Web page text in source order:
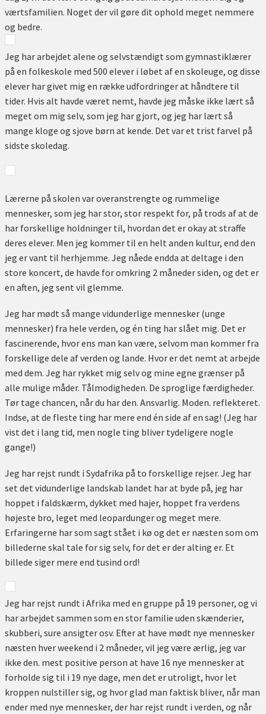
værtsfamilien. Noget der vil gøre dit ophold meget nemmere
og bedre.
Jeg har arbejdet alene og selvstændigt som gymnastiklærer
på en folkeskole med 500 elever i løbet af en skoleuge, og disse
elever har givet mig en række udfordringer at håndtere til
tider. Hvis alt havde været nemt, havde jeg måske ikke lært så
meget om mig selv, som jeg har gjort, og jeg har lært så
mange kloge og sjove børn at kende. Det var et trist farvel på
sidste skoledag.
Lærerne på skolen var overanstrengte og rummelige
mennesker, som jeg har stor, stor respekt for, på trods af at de
har forskellige holdninger til, hvordan det er okay at straffe
deres elever. Men jeg kommer til en helt anden kultur, end den
jeg er vant til herhjemme. Jeg nåede endda at deltage i den
store koncert, de havde for omkring 2 måneder siden, og det er
en aften, jeg sent vil glemme.
Jeg har mødt så mange vidunderlige mennesker (unge
mennesker) fra hele verden, og én ting har slået mig. Det er
fascinerende, hvor ens man kan være, selvom man kommer fra
forskellige dele af verden og lande. Hvor er det nemt at arbejde
med dem. Jeg har rykket mig selv og mine egne grænser på
alle mulige måder. Tålmodigheden. De sproglige færdigheder.
Tør tage chancen, når du har den. Ansvarlig. Moden. reflekteret.
Indse, at de fleste ting har mere end én side af en sag! (Jeg har
vist det i lang tid, men nogle ting bliver tydeligere nogle
gange!)
Jeg har rejst rundt i Sydafrika på to forskellige rejser. Jeg har
set det vidunderlige landskab landet har at byde på, jeg har
hoppet i faldskærm, dykket med hajer, hoppet fra verdens
højeste bro, leget med leopardunger og meget mere.
Erfaringerne har som sagt stået i kø og det er næsten som om
billederne skal tale for sig selv, for det er der alting er. Et
billede siger mere end tusind ord!
Jeg har rejst rundt i Afrika med en gruppe på 19 personer, og vi
har arbejdet sammen som en stor familie uden skænderier,
skubberi, sure ansigter osv. Efter at have mødt nye mennesker
næsten hver weekend i 2 måneder, vil jeg være ærlig, jeg var
ikke den. mest positive person at have 16 nye mennesker at
forholde sig til i 19 nye dage, men det er utroligt, hvor let
kroppen nulstiller sig, og hvor glad man faktisk bliver, når man
ender med nye mennesker, der har rejst rundt i verden, og når